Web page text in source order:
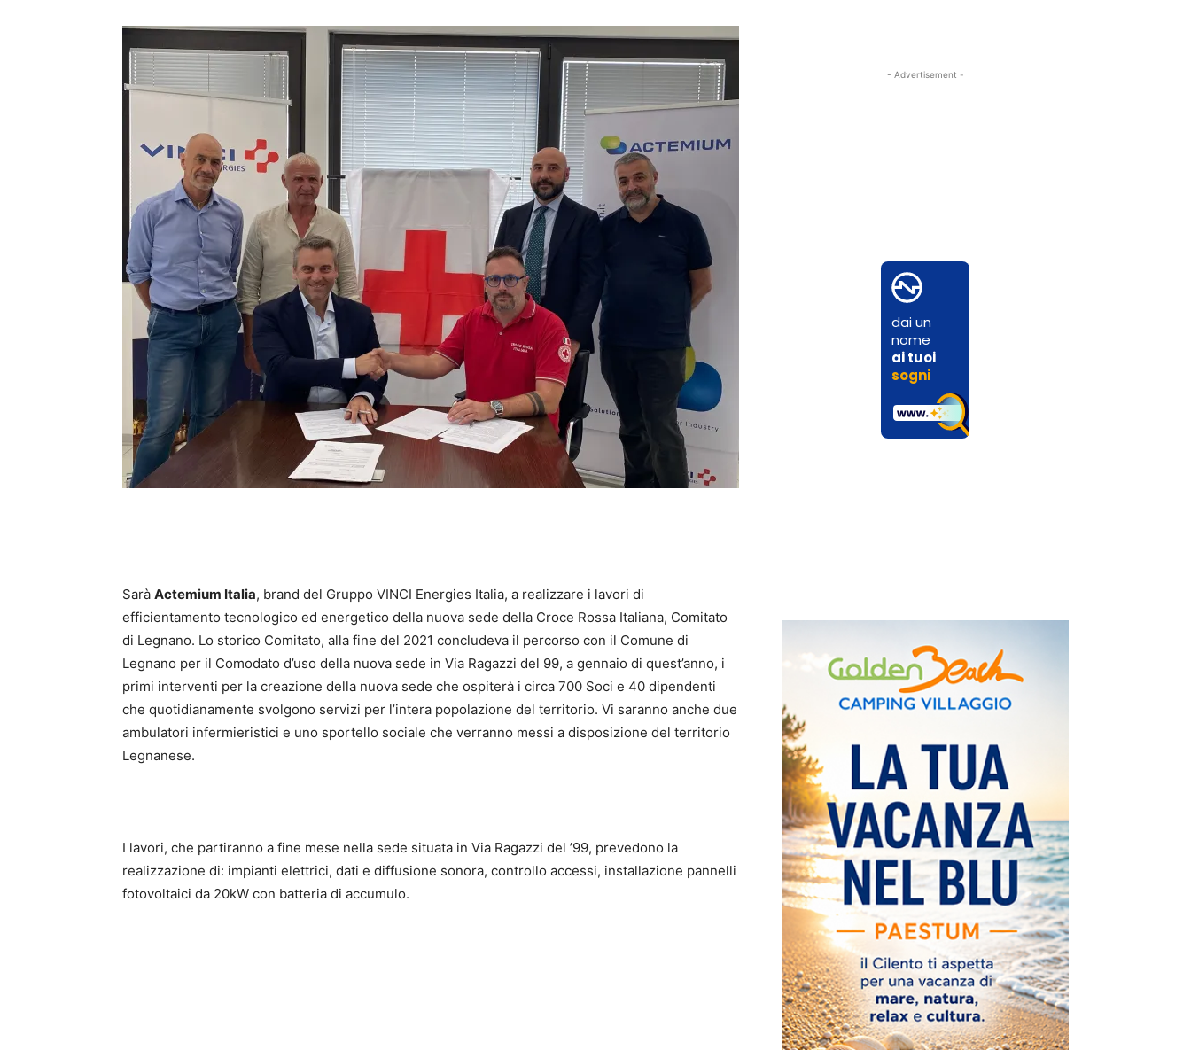
Sarà Actemium Italia, brand del Gruppo VINCI Energies Italia, a realizzare i lavori di
efficientamento tecnologico ed energetico della nuova sede della Croce Rossa Italiana, Comitato
di Legnano. Lo storico Comitato, alla fine del 2021 concludeva il percorso con il Comune di
Legnano per il Comodato d’uso della nuova sede in Via Ragazzi del 99, a gennaio di quest’anno, i
primi interventi per la creazione della nuova sede che ospiterà i circa 700 Soci e 40 dipendenti
che quotidianamente svolgono servizi per l’intera popolazione del territorio. Vi saranno anche due
ambulatori infermieristici e uno sportello sociale che verranno messi a disposizione del territorio
Legnanese.
I lavori, che partiranno a fine mese nella sede situata in Via Ragazzi del ’99, prevedono la
realizzazione di: impianti elettrici, dati e diffusione sonora, controllo accessi, installazione pannelli
fotovoltaici da 20kW con batteria di accumulo.
- Advertisement -